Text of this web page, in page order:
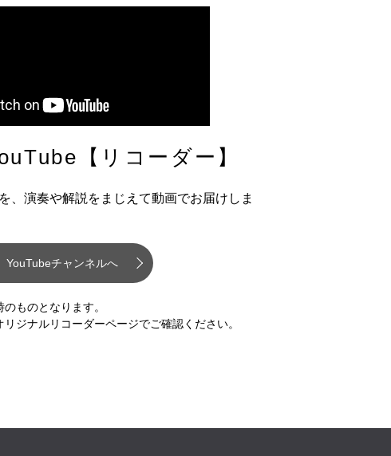
【リコーダー】
、演奏や解説をまじえて動画でお届けしま
YouTubeチャンネルへ
ものとなります。
ジナルリコーダーページでご確認ください。